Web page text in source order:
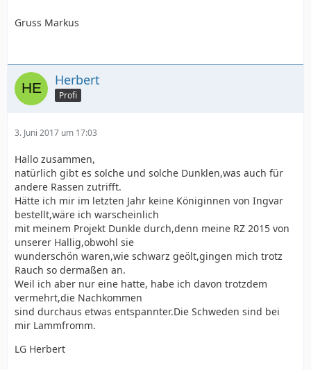
Gruss Markus
Herbert
Profi
3. Juni 2017 um 17:03
Hallo zusammen,
natürlich gibt es solche und solche Dunklen,was auch für
andere Rassen zutrifft.
Hätte ich mir im letzten Jahr keine Königinnen von Ingvar
bestellt,wäre ich warscheinlich
mit meinem Projekt Dunkle durch,denn meine RZ 2015 von
unserer Hallig,obwohl sie
wunderschön waren,wie schwarz geölt,gingen mich trotz
Rauch so dermaßen an.
Weil ich aber nur eine hatte, habe ich davon trotzdem
vermehrt,die Nachkommen
sind durchaus etwas entspannter.Die Schweden sind bei
mir Lammfromm.
LG Herbert